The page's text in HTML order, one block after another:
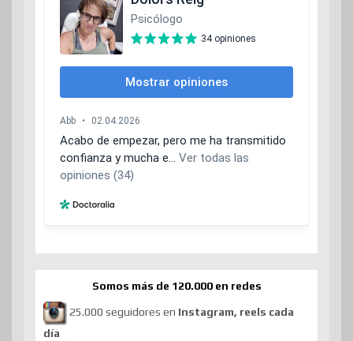
Somos más de 120.000 en redes
25.000 seguidores en Instagram, reels cada
día